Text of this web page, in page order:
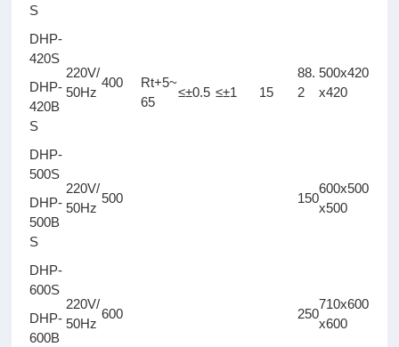
Rt+5~
65
≤±0.5 ≤±1 15
S
DHP-
420S
220V/
50Hz
400
88.
2
500x420
x420
DHP-
420B
S
DHP-
500S
220V/
50Hz
500 150
600x500
x500
DHP-
500B
S
DHP-
600S
220V/
50Hz
600 250
710x600
x600
DHP-
600B